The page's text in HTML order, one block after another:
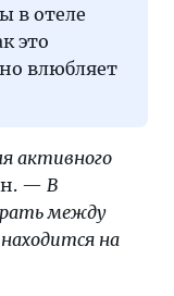
в отеле
это
влюбляет
активного
— В
между
на